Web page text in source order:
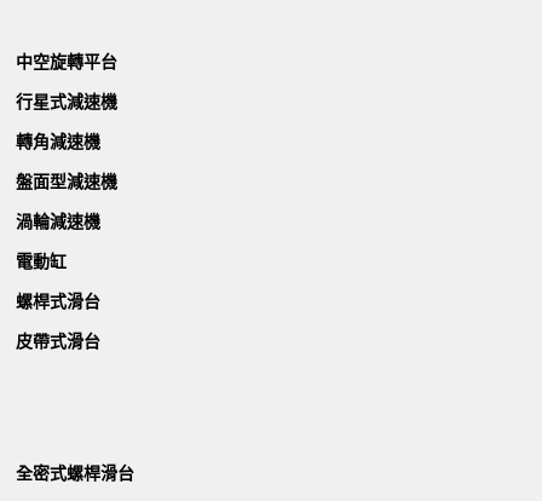
中空旋轉平台
行星式減速機
轉角減速機
盤面型減速機
渦輪減速機
電動缸
螺桿式滑台
皮帶式滑台
全密式螺桿滑台